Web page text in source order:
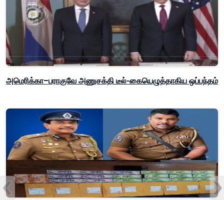
அமெரிக்கா–பராகுவே அணுசக்தி டீல்-கையெழுத்தாகிய ஒப்பந்தம்